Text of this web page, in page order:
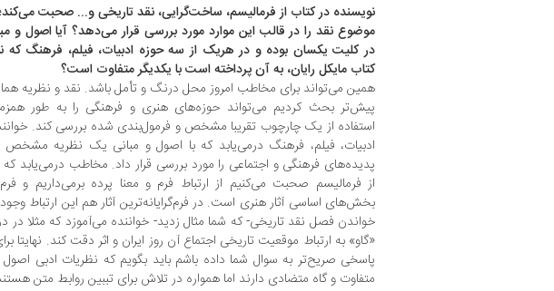
نویسنده در کتاب از فرمالیسم، ساخت‌گرایی، نقد تاریخی و... صحبت
موضوع نقد را در قالب این موارد مورد بررسی قرار می‌دهد؟ آیا اصول و
در کلیت یکسان بوده و در هریک از سه حوزه‌ ادبیات، فیلم، فرهنگ که
کتاب مایکل رایان، به آن پرداخته است با یکدیگر متفاوت است؟
همین می‌تواند برای مخاطب امروز محل درنگ و تأمل باشد. نقد و نظریه
پیش‌تر بحث کردیم می‌تواند حوزه‌های هنری و فرهنگی را به طور
استفاده از یک چارچوب تقریبا مشخص و فرمول‌بندی شده بررسی کند.
ادبیات، فیلم، فرهنگ درمی‌یابد که با اصول و مبانی یک نظریه مشخص
پدیده‌های فرهنگی و اجتماعی را مورد بررسی قرار داد. مخاطب درمی‌یابد که
از فرمالیسم صحبت می‌کنیم از ارتباط فرم و معنا پرده بر‌می‌داریم و
بخش‌های اساسی آثار هنری است. در فرم‌گرایانه‌ترین آثار هم این ارتباط وجود
خواندن فصل نقد تاریخی- که شما مثال زدید- خواننده می‌آموزد که مثلا در
«گاو» به ارتباط موقعیت تاریخی اجتماع آن روز ایران و اثر دقت کند. نهایتا
پاسخی صریح‌تر به سوال شما داده باشم باید بگویم که نظریات ادبی اصول
متفاوت و گاه متضادی دارند اما همواره در تلاش برای تببین روابط متن